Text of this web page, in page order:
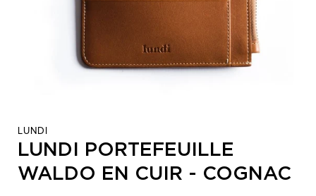
LUNDI
LUNDI PORTEFEUILLE
WALDO EN CUIR - COGNAC